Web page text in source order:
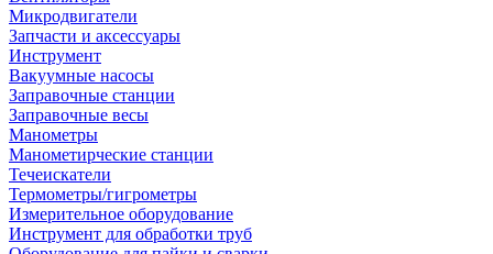
Микродвигатели
Запчасти и аксессуары
Инструмент
Вакуумные насосы
Заправочные станции
Заправочные весы
Манометры
Манометирческие станции
Течеискатели
Термометры/гигрометры
Измерительное оборудование
Инструмент для обработки труб